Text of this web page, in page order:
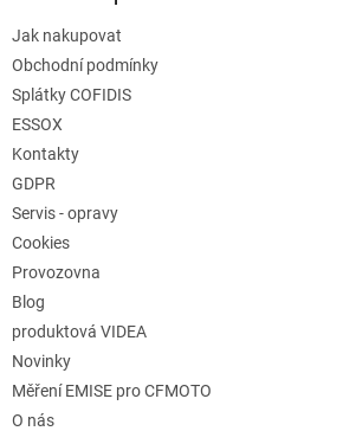
Jak nakupovat
Obchodní podmínky
Splátky COFIDIS
ESSOX
Kontakty
GDPR
Servis - opravy
Cookies
Provozovna
Blog
produktová VIDEA
Novinky
Měření EMISE pro CFMOTO
O nás